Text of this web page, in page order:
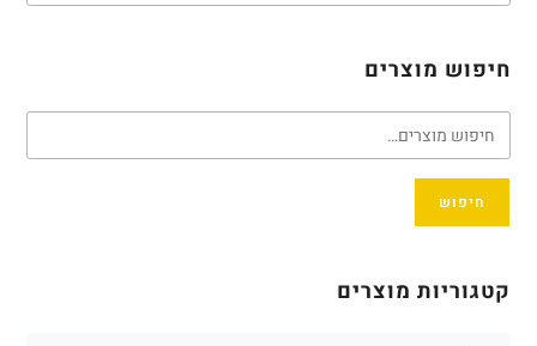
חיפוש מוצרים
חיפוש
קטגוריות מוצרים